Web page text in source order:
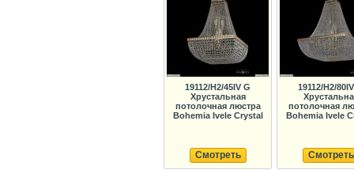
19112/H2/45IV G
Хрустальная
потолочная люстра
Bohemia Ivele Crystal
Смотреть
19112/H2/
потолочная
Bohemia Ivele
Смотреть